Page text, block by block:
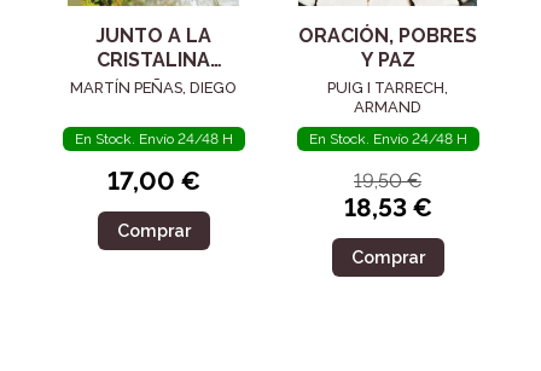
JUNTO A LA
CRISTALINA
FUENTE
MARTÍN PEÑAS, DIEGO
En Stock. Envío 24/48 H
17,00 €
Comprar
ORACIÓN, POBRES
Y PAZ
PUIG I TARRECH,
ARMAND
En Stock. Envío 24/48 H
19,50 €
18,53 €
Comprar